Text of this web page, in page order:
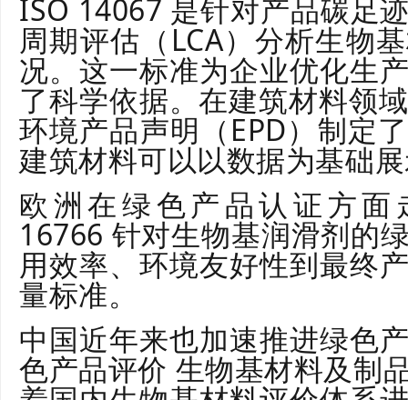
ISO 14067 是针对产品碳足
周期评估（LCA）分析生物
况。这一标准为企业优化生
了科学依据。在建筑材料领
环境产品声明（EPD）制定
建筑材料可以以数据为基础
欧洲在绿色产品认证方面
16766 针对生物基润滑剂的
用效率、环境友好性到最终
量标准。
中国近年来也加速推进绿色
色产品评价 生物基材料及制